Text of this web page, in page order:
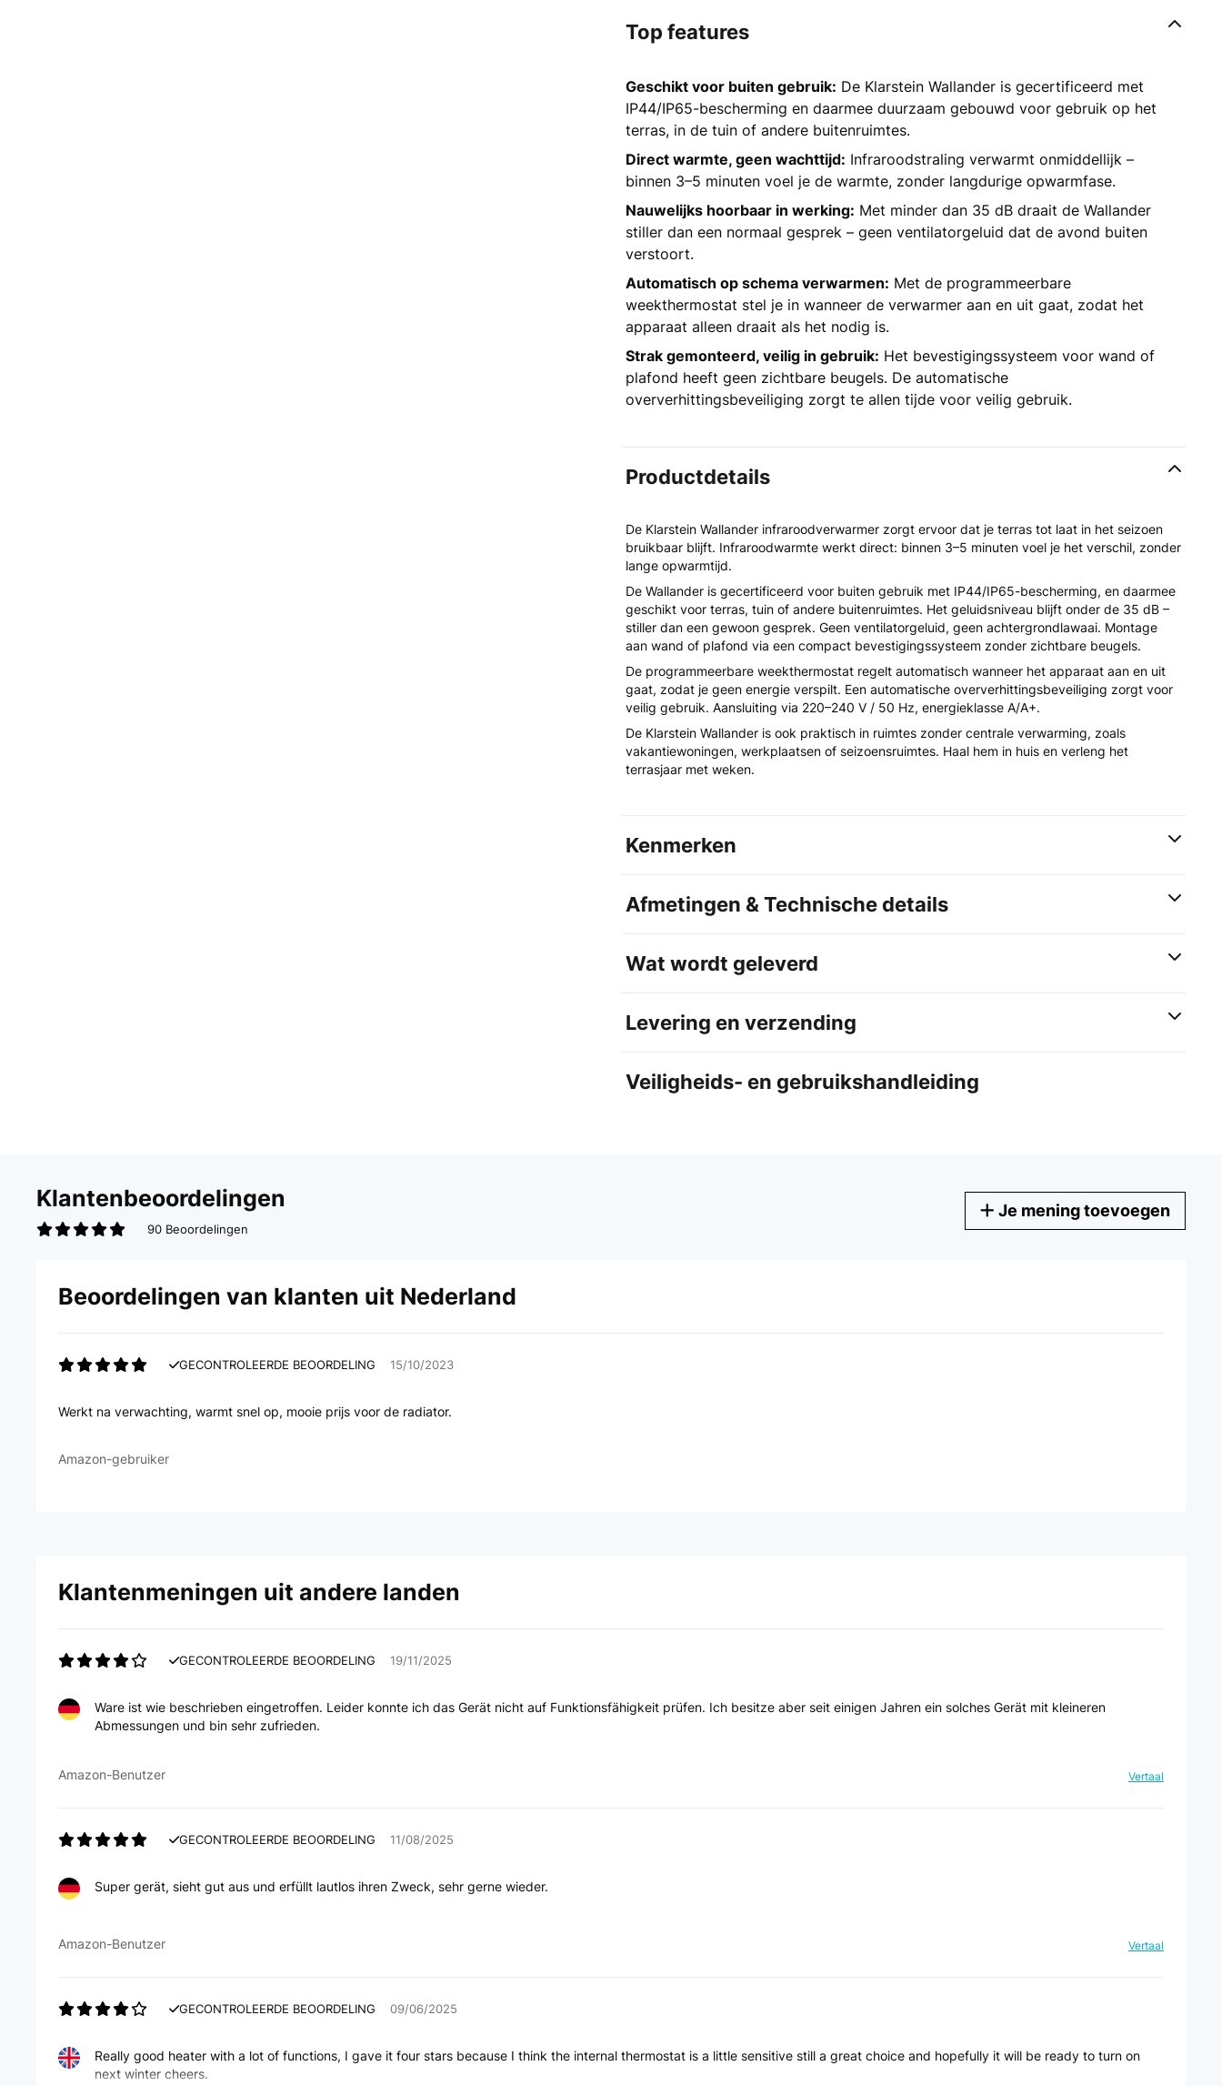
Top features
Geschikt voor buiten gebruik: De Klarstein Wallander is gecertificeerd met
IP44/IP65-bescherming en daarmee duurzaam gebouwd voor gebruik op het
terras, in de tuin of andere buitenruimtes.
Direct warmte, geen wachttijd: Infraroodstraling verwarmt onmiddellijk –
binnen 3–5 minuten voel je de warmte, zonder langdurige opwarmfase.
Nauwelijks hoorbaar in werking: Met minder dan 35 dB draait de Wallander
stiller dan een normaal gesprek – geen ventilatorgeluid dat de avond buiten
verstoort.
Automatisch op schema verwarmen: Met de programmeerbare
weekthermostat stel je in wanneer de verwarmer aan en uit gaat, zodat het
apparaat alleen draait als het nodig is.
Strak gemonteerd, veilig in gebruik: Het bevestigingssysteem voor wand of
plafond heeft geen zichtbare beugels. De automatische
oververhittingsbeveiliging zorgt te allen tijde voor veilig gebruik.
Productdetails
De Klarstein Wallander infraroodverwarmer zorgt ervoor dat je terras tot laat in het seizoen
bruikbaar blijft. Infraroodwarmte werkt direct: binnen 3–5 minuten voel je het verschil, zonder
lange opwarmtijd.
De Wallander is gecertificeerd voor buiten gebruik met IP44/IP65-bescherming, en daarmee
geschikt voor terras, tuin of andere buitenruimtes. Het geluidsniveau blijft onder de 35 dB –
stiller dan een gewoon gesprek. Geen ventilatorgeluid, geen achtergrondlawaai. Montage
aan wand of plafond via een compact bevestigingssysteem zonder zichtbare beugels.
De programmeerbare weekthermostat regelt automatisch wanneer het apparaat aan en uit
gaat, zodat je geen energie verspilt. Een automatische oververhittingsbeveiliging zorgt voor
veilig gebruik. Aansluiting via 220–240 V / 50 Hz, energieklasse A/A+.
De Klarstein Wallander is ook praktisch in ruimtes zonder centrale verwarming, zoals
vakantiewoningen, werkplaatsen of seizoensruimtes. Haal hem in huis en verleng het
terrasjaar met weken.
Kenmerken
Afmetingen & Technische details
Wat wordt geleverd
Levering en verzending
Veiligheids- en gebruikshandleiding
Klantenbeoordelingen
90 Beoordelingen
Je mening toevoegen
Beoordelingen van klanten uit Nederland
GECONTROLEERDE BEOORDELING 15/10/2023
Werkt na verwachting, warmt snel op, mooie prijs voor de radiator.
Amazon-gebruiker
Klantenmeningen uit andere landen
GECONTROLEERDE BEOORDELING 19/11/2025
Ware ist wie beschrieben eingetroffen. Leider konnte ich das Gerät nicht auf Funktionsfähigkeit prüfen. Ich besitze aber seit einigen Jahren ein solches Gerät mit kleineren
Abmessungen und bin sehr zufrieden.
Amazon-Benutzer Vertaal
GECONTROLEERDE BEOORDELING 11/08/2025
Super gerät, sieht gut aus und erfüllt lautlos ihren Zweck, sehr gerne wieder.
Amazon-Benutzer Vertaal
GECONTROLEERDE BEOORDELING 09/06/2025
Really good heater with a lot of functions, I gave it four stars because I think the internal thermostat is a little sensitive still a great choice and hopefully it will be ready to turn on
next winter cheers.